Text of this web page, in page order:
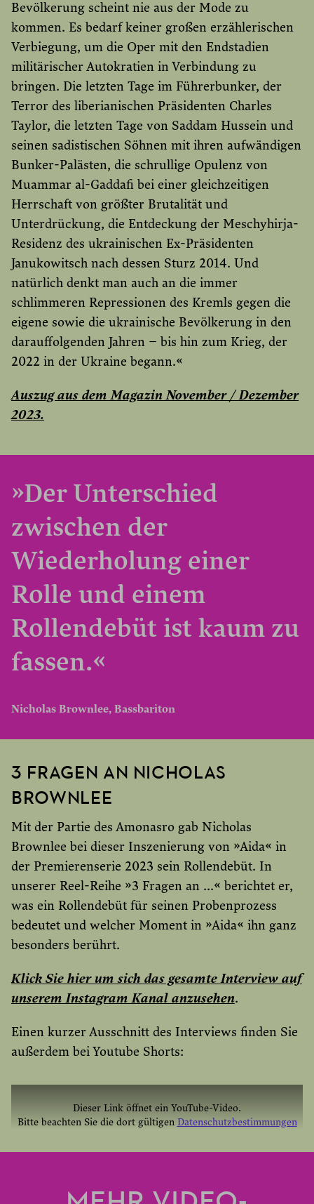
Bevölkerung scheint nie aus der Mode zu
kommen. Es bedarf keiner großen erzählerischen
Verbiegung, um die Oper mit den Endstadien
militärischer Autokratien in Verbindung zu
bringen. Die letzten Tage im Führerbunker, der
Terror des liberianischen Präsidenten Charles
Taylor, die letzten Tage von Saddam Hussein und
seinen sadistischen Söhnen mit ihren aufwändigen
Bunker-Palästen, die schrullige Opulenz von
Muammar al-Gaddafi bei einer gleichzeitigen
Herrschaft von größter Brutalität und
Unterdrückung, die Entdeckung der Meschyhirja-
Residenz des ukrainischen Ex-Präsidenten
Janukowitsch nach dessen Sturz 2014. Und
natürlich denkt man auch an die immer
schlimmeren Repressionen des Kremls gegen die
eigene sowie die ukrainische Bevölkerung in den
darauffolgenden Jahren – bis hin zum Krieg, der
2022 in der Ukraine begann.«
Auszug aus dem Magazin November / Dezember
2023.
»Der Unterschied
zwischen der
Wiederholung einer
Rolle und einem
Rollendebüt ist kaum zu
fassen.«
Nicholas Brownlee, Bassbariton
3 FRAGEN AN NICHOLAS
BROWNLEE
Mit der Partie des Amonasro gab Nicholas
Brownlee bei dieser Inszenierung von »Aida« in
der Premierenserie 2023 sein Rollendebüt. In
unserer Reel-Reihe »3 Fragen an ...« berichtet er,
was ein Rollendebüt für seinen Probenprozess
bedeutet und welcher Moment in »Aida« ihn ganz
besonders berührt.
Klick Sie hier um sich das gesamte Interview auf
unserem Instagram Kanal anzusehen.
Einen kurzer Ausschnitt des Interviews finden Sie
außerdem bei Youtube Shorts:
Dieser Link öffnet ein YouTube-Video.
Bitte beachten Sie die dort gültigen Datenschutzbestimmungen
YOUTUBE EINMAL AKTIVIEREN